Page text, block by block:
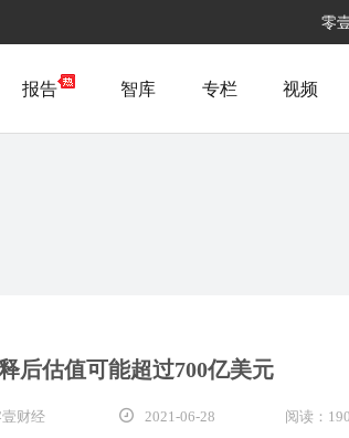
零
报告 智库 专栏 视频
后估值可能超过700亿美元
财经 2021-06-28 阅读：